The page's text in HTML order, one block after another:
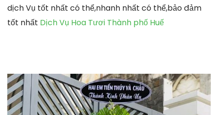
dịch Vụ tốt nhất có thể,nhanh nhất có thể,bảo đảm
tốt nhất Dịch Vụ Hoa Tươi Thành phố Huế